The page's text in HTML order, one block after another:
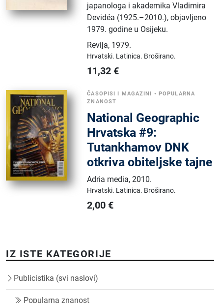
japanologa i akademika Vladimira
Devidéa (1925.–2010.), objavljeno
1979. godine u Osijeku.
Revija, 1979.
Hrvatski. Latinica. Broširano.
11,32 €
ČASOPISI I MAGAZINI • POPULARNA
ZNANOST
National Geographic
Hrvatska #9:
Tutankhamov DNK
otkriva obiteljske tajne
Adria media,2010.
Hrvatski. Latinica. Broširano.
2,00 €
IZ ISTE KATEGORIJE
Publicistika (svi naslovi)
Popularna znanost